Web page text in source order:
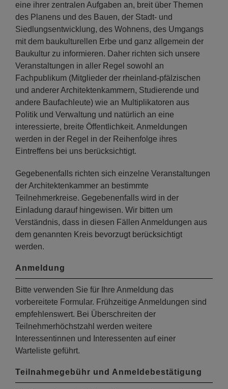
eine ihrer zentralen Aufgaben an, breit über Themen
des Planens und des Bauen, der Stadt- und
Siedlungsentwicklung, des Wohnens, des Umgangs
mit dem baukulturellen Erbe und ganz allgemein der
Baukultur zu informieren. Daher richten sich unsere
Veranstaltungen in aller Regel sowohl an
Fachpublikum (Mitglieder der rheinland-pfälzischen
und anderer Architektenkammern, Studierende und
andere Baufachleute) wie an Multiplikatoren aus
Politik und Verwaltung und natürlich an eine
interessierte, breite Öffentlichkeit. Anmeldungen
werden in der Regel in der Reihenfolge ihres
Eintreffens bei uns berücksichtigt.
Gegebenenfalls richten sich einzelne Veranstaltungen
der Architektenkammer an bestimmte
Teilnehmerkreise. Gegebenenfalls wird in der
Einladung darauf hingewisen. Wir bitten um
Verständnis, dass in diesen Fällen Anmeldungen aus
dem genannten Kreis bevorzugt berücksichtigt
werden.
Anmeldung
Bitte verwenden Sie für Ihre Anmeldung das
vorbereitete Formular. Frühzeitige Anmeldungen sind
empfehlenswert. Bei Überschreiten der
Teilnehmerhöchstzahl werden weitere
Interessentinnen und Interessenten auf einer
Warteliste geführt.
Teilnahmegebühr und Anmeldebestätigung